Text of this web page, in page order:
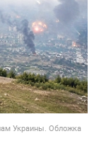
Украины. Обложка